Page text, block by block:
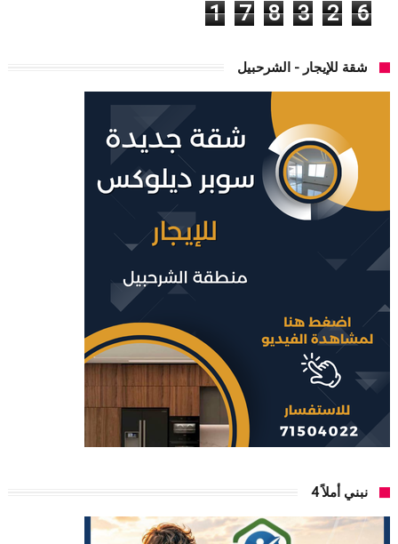
1 7 8 3 2 6
شقة للإيجار - الشرحبيل
نبني أملاً 4